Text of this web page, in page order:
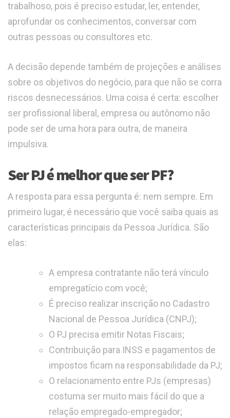
trabalhoso, pois é preciso estudar, ler, entender,
aprofundar os conhecimentos, conversar com
outras pessoas ou consultores etc.
A decisão depende também de projeções e análises
sobre os objetivos do negócio, para que não se corra
riscos desnecessários. Uma coisa é certa: escolher
ser profissional liberal, empresa ou autônomo não
pode ser de uma hora para outra, de maneira
impulsiva.
Ser PJ é melhor que ser PF?
A resposta para essa pergunta é: nem sempre. Em
primeiro lugar, é necessário que você saiba quais as
características principais da Pessoa Jurídica. São
elas:
A empresa contratante não terá vínculo
empregatício com você;
É preciso realizar inscrição no Cadastro
Nacional de Pessoa Jurídica (CNPJ);
O PJ precisa emitir Notas Fiscais;
Contribuição para INSS e pagamentos de
impostos ficam na responsabilidade da PJ;
O relacionamento entre PJs (empresas)
costuma ser muito mais fácil do que a
relação empregado-empregador;